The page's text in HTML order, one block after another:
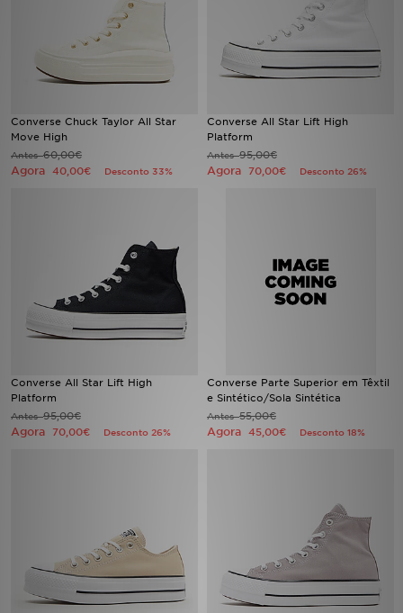
Converse Chuck Taylor All Star
Move High
Antes60,00€
Agora 40,00€ Desconto 33%
Converse All Star Lift High
Platform
Antes95,00€
Agora 70,00€ Desconto 26%
Converse All Star Lift High
Platform
Antes95,00€
Agora 70,00€ Desconto 26%
Converse Parte Superior em Têxtil
e Sintético/Sola Sintética
Antes55,00€
Agora 45,00€ Desconto 18%
LOCALIZADOR DE LOJAS
MENSAGENS
BLOG
ATENÇÃO AO CLIENTE
FAZ DOWNLOAD DA APP
FAQs